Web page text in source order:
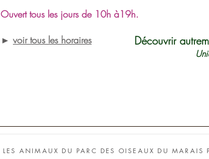
Ouvert tous les jours de 10h à19h.
► voir tous les horaires Découvrir
LES ANIMAUX DU PARC DES OISEAUX DU MARAIS